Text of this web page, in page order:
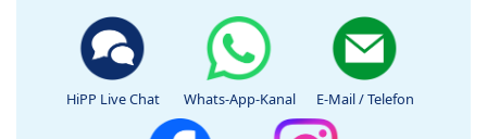
HiPP Live Chat Whats-App-Kanal E-Mail / Telefon